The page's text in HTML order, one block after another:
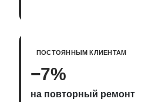
ПОСТОЯННЫМ КЛИЕНТАМ
−7%
на повторный ремонт